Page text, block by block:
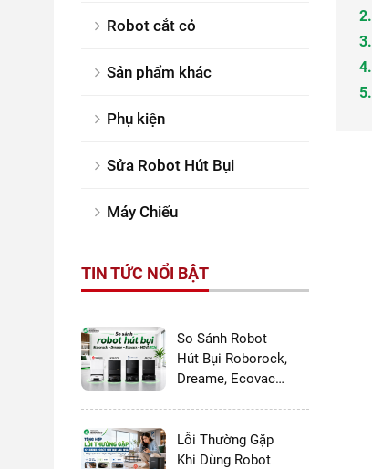
Robot cắt cỏ
Sản phẩm khác
Phụ kiện
Sửa Robot Hút Bụi
Máy Chiếu
TIN TỨC NỔI BẬT
So Sánh Robot
Hút Bụi Roborock,
Dreame, Ecovacs
Hiệu Nào?
Lỗi Thường Gặp
Khi Dùng Robot
2.
3.
4.
5.